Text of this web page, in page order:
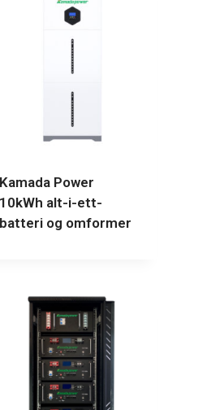
Kamada Power
10kWh alt-i-ett-
batteri og omformer